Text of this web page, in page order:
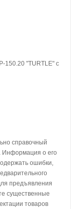
150.20 "TURTLE" с
справочный
Информация о его
ошибки,
предъявления
существенные
товаров